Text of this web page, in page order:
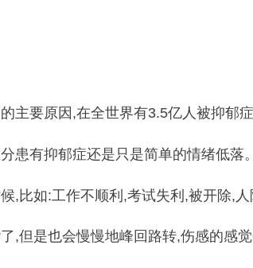
主要原因,在全世界有3.5亿人被抑郁
患有抑郁症还是只是简单的情绪低落。
,比如:工作不顺利,考试失利,被开除,
,但是也会慢慢地峰回路转,伤感的感觉